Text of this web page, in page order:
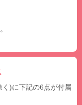
)に下記の6点が付属